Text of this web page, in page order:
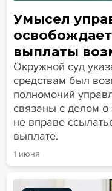
Умысел
выплаты
Окружной суд
средствам был
полномочий
связаны с делом о
не вправе
выплате.
1 июня